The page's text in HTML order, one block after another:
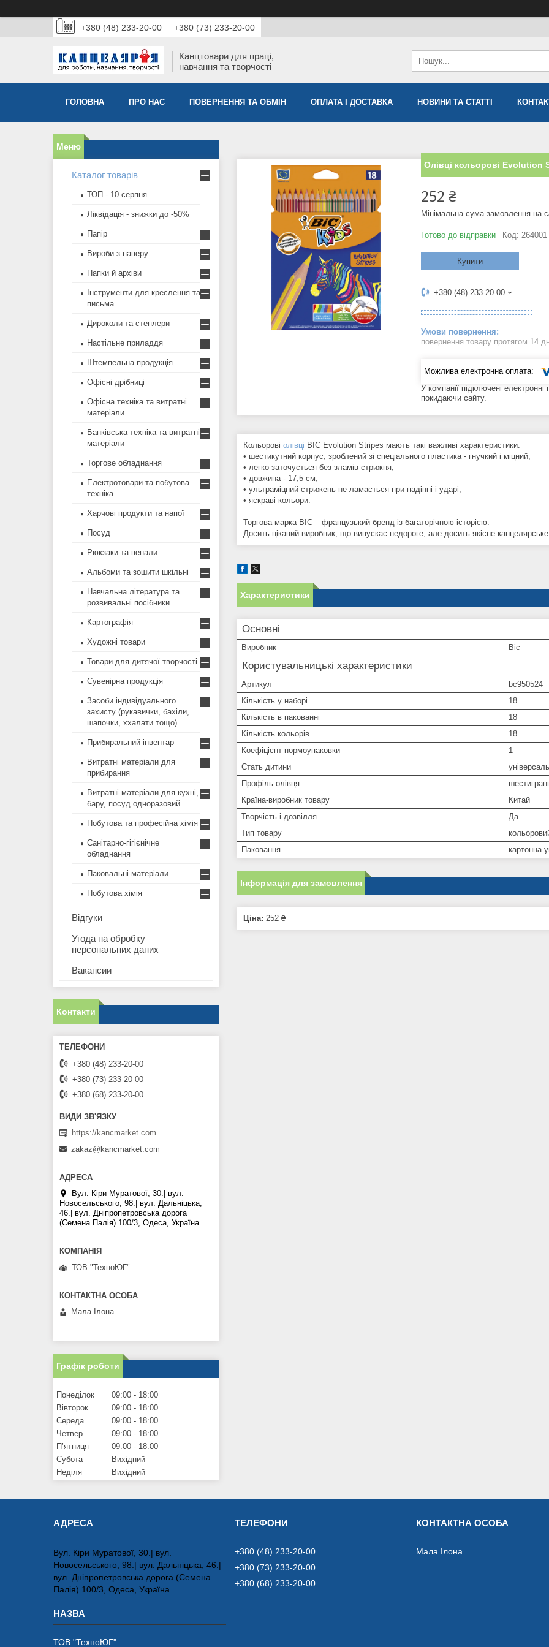
+380 (48) 233-20-00 +380 (73) 233-20-00
Канцтовари для працi,
навчання та творчостi
ГОЛОВНА ПРО НАС ПОВЕРНЕННЯ ТА ОБМIН ОПЛАТА І ДОСТАВКА НОВИНИ ТА СТАТТІ
Олівці кольорові Evolution
252 ₴
Мінімальна сума замовлення на
Готово до відправки Код: 264001
Купити
+380 (48) 233-20-00
повернення товару протягом 14
У компанії підключені
покидаючи сайту.
Кольорові олівці BIC Evolution Stripes мають такі важливі характеристики:
• шестикутний корпус, зроблений зі спеціального пластика - гнучкий і міцний;
• легко заточується без зламів стрижня;
• довжина - 17,5 см;
• ультраміцний стрижень не ламається при падінні і ударі;
• яскраві кольори.
Торгова марка ВІС – французький бренд із багаторічною історією.
Досить цікавий виробник, що випускає недороге, але досить якісне
Характеристики
Основні
Виробник Bic
Користувальницькі характеристики
Артикул
bc950524
Кількість у наборі
18
Кількість в пакованні
18
Кількість кольорів
18
Коефіцієнт нормоупаковки
1
Стать дитини
Профіль олівця
Країна-виробник товару
Китай
Творчість і дозвілля
Да
Тип товару
Паковання
картонна
Інформація для замовлення
Ціна: 252 ₴
Каталог товарів
ТОП - 10 серпня
Ліквідація - знижки до -50%
Папір
Вироби з паперу
Папки й архіви
Інструменти для креслення та
письма
Дироколи та степлери
Настільне приладдя
Штемпельна продукція
Офісні дрібниці
Офісна техніка та витратні
матеріали
Банківська техніка та витратні
матеріали
Торгове обладнання
Електротовари та побутова
техніка
Харчові продукти та напої
Посуд
Рюкзаки та пенали
Альбоми та зошити шкільні
Навчальна література та
розвивальні посібники
Картографія
Художні товари
Товари для дитячої творчості
Сувенірна продукція
Засоби індивідуального
захисту (рукавички, бахіли,
шапочки, ххалати тощо)
Прибиральний інвентар
Витратні матеріали для
прибирання
Витратні матеріали для кухні,
бару, посуд одноразовий
Побутова та професійна хімія
Санітарно-гігієнічне
обладнання
Паковальні матеріали
Побутова хімія
Відгуки
Угода на обробку
персональних даних
Вакансии
Контакти
+380 (48) 233-20-00
+380 (73) 233-20-00
+380 (68) 233-20-00
https://kancmarket.com
zakaz@kancmarket.com
Вул. Кіри Муратової, 30.| вул.
Новосельського, 98.| вул. Дальніцька,
46.| вул. Дніпропетровська дорога
(Семена Палія) 100/3, Одеса, Україна
ТОВ "ТехноЮГ"
Мала Iлона
Графік роботи
Понеділок 09:00
18:00
Вівторок
09:00
18:00
Середа
09:00
18:00
Четвер
09:00
18:00
Пʼятниця
09:00
18:00
Субота
Вихідний
Неділя
Вихідний
Вул. Кіри Муратової, 30.| вул.
Новосельського, 98.| вул. Дальніцька, 46.|
вул. Дніпропетровська дорога (Семена
Палія) 100/3, Одеса, Україна
ТОВ "ТехноЮГ"
+380 (48) 233-20-00
+380 (73) 233-20-00
+380 (68) 233-20-00
Мала Iлона